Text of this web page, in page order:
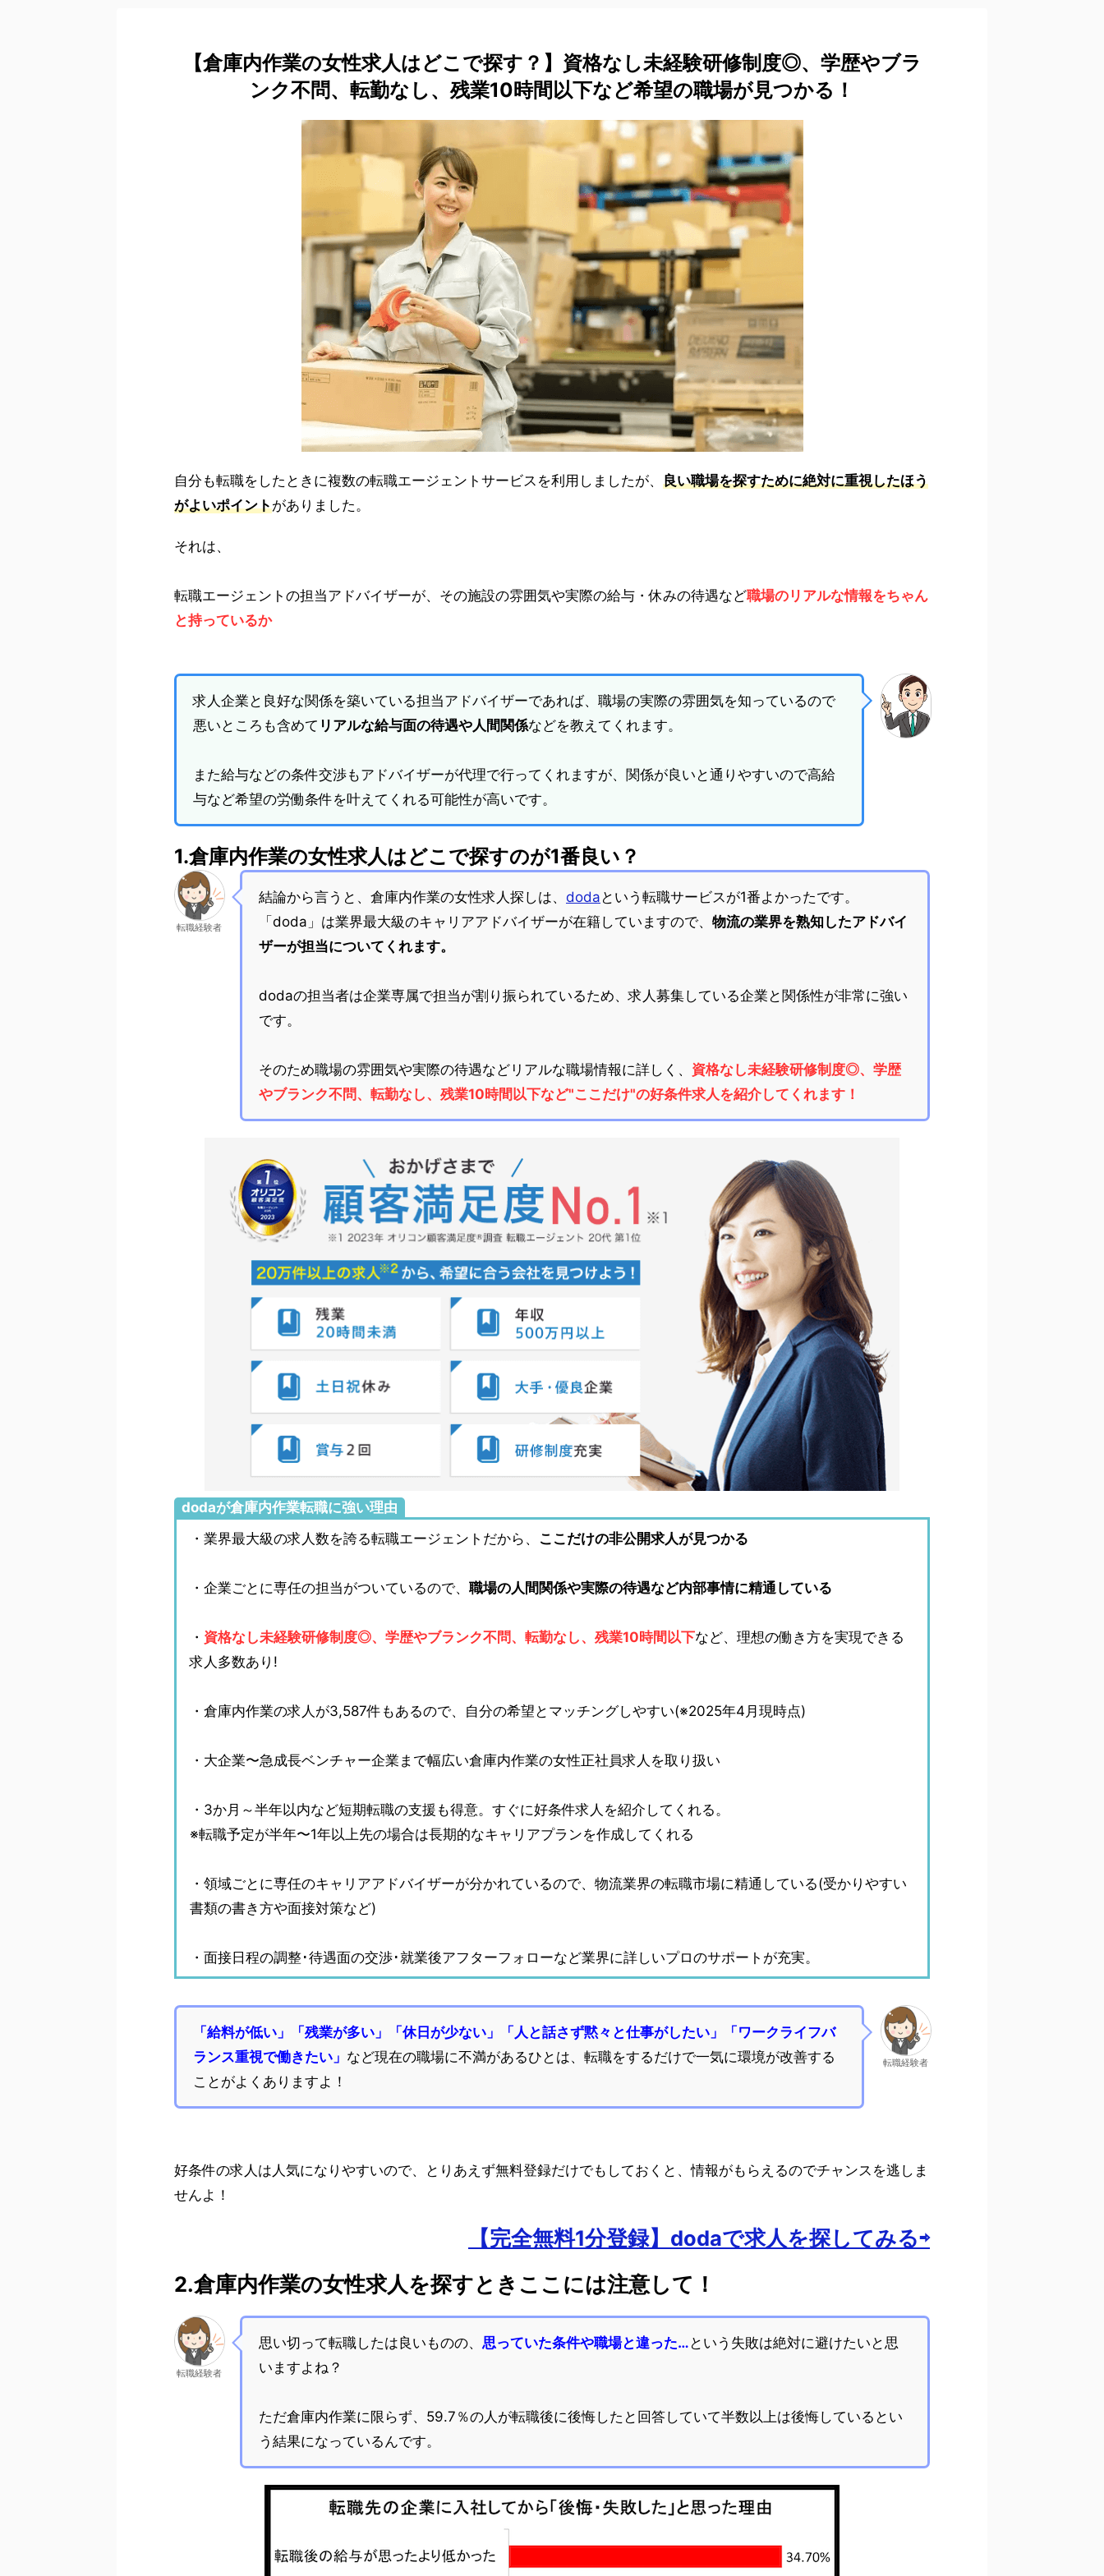
【倉庫内作業の女性求人はどこで探す？】資格なし未経験研修制度◎、学歴やブラ
ンク不問、転勤なし、残業10時間以下など希望の職場が見つかる！
自分も転職をしたときに複数の転職エージェントサービスを利用しましたが、 良い職場を探すために絶対に重視したほう
がよいポイントがありました。
それは、
転職エージェントの担当アドバイザーが、その施設の雰囲気や実際の給与・休みの待遇など職場のリアルな情報をちゃん
と持っているか
求人企業と良好な関係を築いている担当アドバイザーであれば、職場の実際の雰囲気を知っているので
悪いところも含めて リアルな給与面の待遇や人間関係などを教えてくれます。
また給与などの条件交渉もアドバイザーが代理で行ってくれますが、関係が良いと通りやすいので高給
与など希望の労働条件を叶えてくれる可能性が高いです。
1.倉庫内作業の女性求人はどこで探すのが1番良い？
転職経験者
結論から言うと、倉庫内作業の女性求人探しは、 doda という転職サービスが1番よかったです。
「doda」は業界最大級のキャリアアドバイザーが在籍していますので、 物流の業界を熟知したアドバイ
ザーが担当についてくれます。
dodaの担当者は企業専属で担当が割り振られているため、求人募集している企業と関係性が非常に強い
です。
そのため職場の雰囲気や実際の待遇などリアルな職場情報に詳しく、 資格なし未経験研修制度◎、学歴
やブランク不問、転勤なし、残業10時間以下など"ここだけ"の好条件求人を紹介してくれます！
dodaが倉庫内作業転職に強い理由
・業界最大級の求人数を誇る転職エージェントだから、 ここだけの非公開求人が見つかる
・企業ごとに専任の担当がついているので、 職場の人間関係や実際の待遇など内部事情に精通している
・ 資格なし未経験研修制度◎、学歴やブランク不問、転勤なし、残業10時間以下など、理想の働き方を実現できる
求人多数あり!
・倉庫内作業の求人が3,587件もあるので、自分の希望とマッチングしやすい(※2025年4月現時点)
・大企業〜急成長ベンチャー企業まで幅広い倉庫内作業の女性正社員求人を取り扱い
・3か月～半年以内など短期転職の支援も得意。すぐに好条件求人を紹介してくれる。
※転職予定が半年〜1年以上先の場合は長期的なキャリアプランを作成してくれる
・領域ごとに専任のキャリアアドバイザーが分かれているので、物流業界の転職市場に精通している(受かりやすい
書類の書き方や面接対策など)
・面接日程の調整･待遇面の交渉･就業後アフターフォローなど業界に詳しいプロのサポートが充実。
「給料が低い」「残業が多い」「休日が少ない」「人と話さず黙々と仕事がしたい」「ワークライフバ
ランス重視で働きたい」 など現在の職場に不満があるひとは、転職をするだけで一気に環境が改善する
ことがよくありますよ！
転職経験者
好条件の求人は人気になりやすいので、とりあえず無料登録だけでもしておくと、情報がもらえるのでチャンスを逃しま
せんよ！
【完全無料1分登録】dodaで求人を探してみる⇨
2.倉庫内作業の女性求人を探すときここには注意して！
転職経験者
思い切って転職したは良いものの、 思っていた条件や職場と違った… という失敗は絶対に避けたいと思
いますよね？
ただ倉庫内作業に限らず、59.7％の人が転職後に後悔したと回答していて半数以上は後悔しているとい
う結果になっているんです。